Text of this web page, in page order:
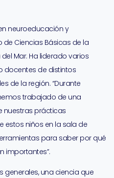
neuroeducación y
Ciencias Básicas de la
Mar. Ha liderado varios
docentes de distintos
de la región. “Durante
trabajado de una
nuestras prácticas
niños en la sala de
para saber por qué
importantes”.
generales, una ciencia que